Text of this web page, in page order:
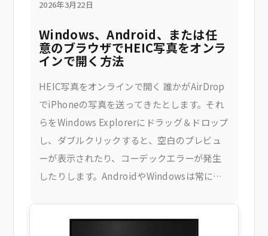
2026年3月22日
Windows、Android、または任
意のブラウザでHEIC写真をオンラ
インで開く方法
HEIC写真をオンラインで開く 誰かがAirDrop
でiPhoneの写真を送ってきたとします。それ
らをWindows Explorerにドラッグ＆ドロップ
し、ダブルクリックすると、空白のプレビュ
ーが表示されたり、コーデックエラーが発生
したりします。AndroidやWindowsは常に